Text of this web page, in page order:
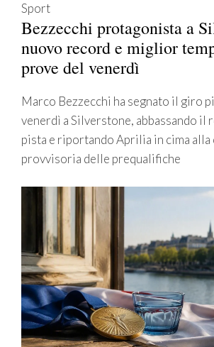
Sport
Bezzecchi protagonista a
nuovo record e miglior
prove del venerdì
Marco Bezzecchi ha segnato il giro
venerdì a Silverstone, abbassando il
pista e riportando Aprilia in cima alla
provvisoria delle prequalifiche